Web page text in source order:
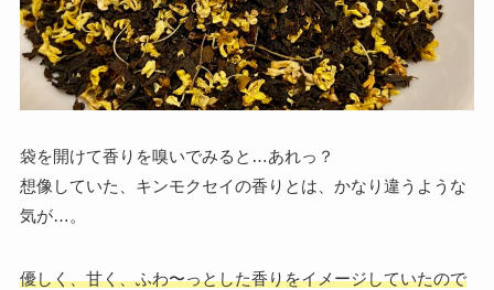
袋を開けて香りを嗅いでみると…あれっ？
想像していた、キンモクセイの香りとは、かなり違うような
気が…。
優しく、甘く、ふわ〜っとした香りをイメージしていたので